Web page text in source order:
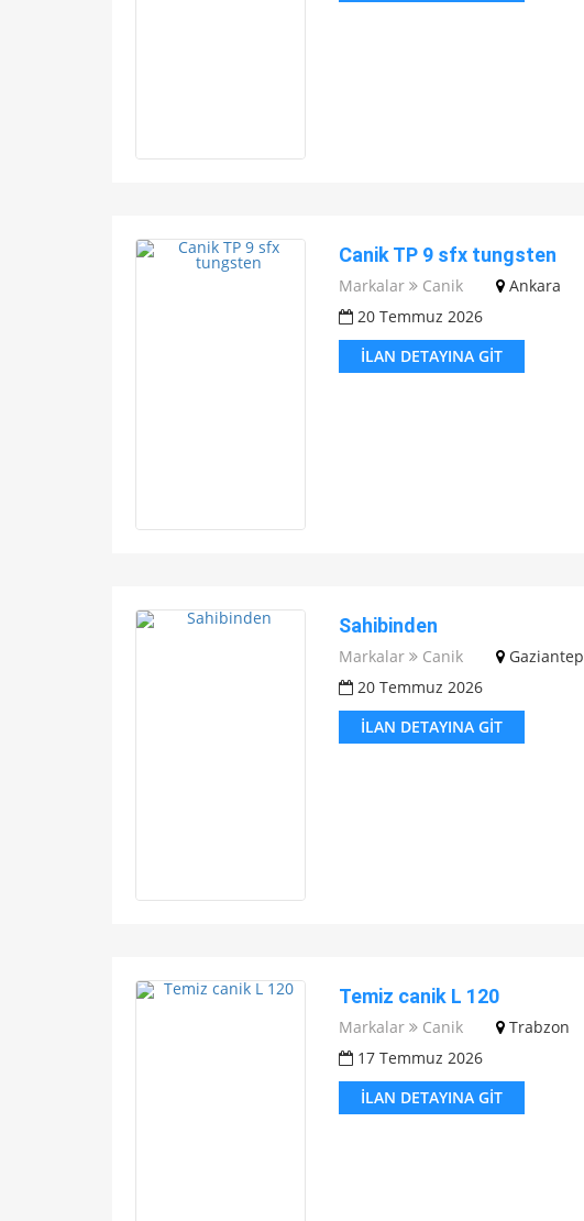
Canik TP 9 sfx tungsten
Markalar Canik
Ankara
20 Temmuz 2026
İLAN DETAYINA GIT
Sahibinden
Markalar Canik
Gaziantep
20 Temmuz 2026
İLAN DETAYINA GIT
Temiz canik L 120
Markalar Canik
Trabzon
17 Temmuz 2026
İLAN DETAYINA GIT